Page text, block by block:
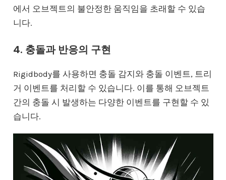
에서 오브젝트의 불안정한 움직임을 초래할 수 있습
니다.
4. 충돌과 반응의 구현
Rigidbody를 사용하면 충돌 감지와 충돌 이벤트, 트리
거 이벤트를 처리할 수 있습니다. 이를 통해 오브젝트
간의 충돌 시 발생하는 다양한 이벤트를 구현할 수 있
습니다.